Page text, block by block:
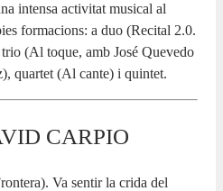
intensa activitat musical al
formacions: a duo (Recital 2.0.
(Al toque, amb José Quevedo
quartet (Al cante) i quintet.
CARPIO
Va sentir la crida del